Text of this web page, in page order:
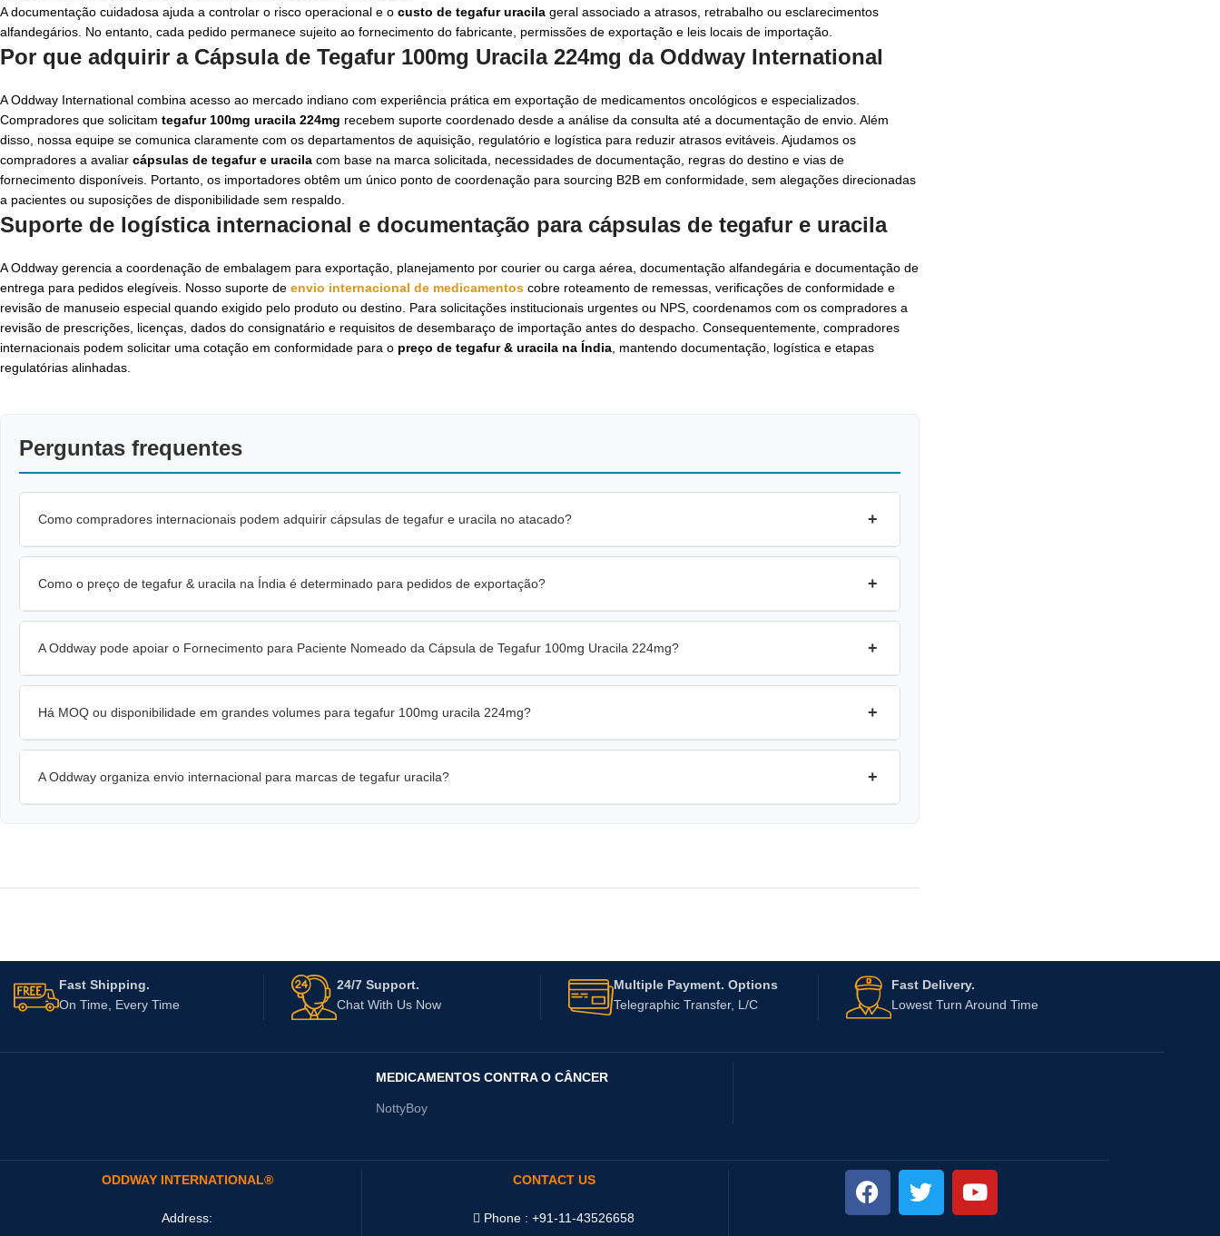
A documentação cuidadosa ajuda a controlar o risco operacional e o custo de tegafur uracila geral associado a atrasos, retrabalho ou esclarecimentos
alfandegários. No entanto, cada pedido permanece sujeito ao fornecimento do fabricante, permissões de exportação e leis locais de importação.
Por que adquirir a Cápsula de Tegafur 100mg Uracila 224mg da Oddway International
A Oddway International combina acesso ao mercado indiano com experiência prática em exportação de medicamentos oncológicos e especializados.
Compradores que solicitam tegafur 100mg uracila 224mg recebem suporte coordenado desde a análise da consulta até a documentação de envio. Além
disso, nossa equipe se comunica claramente com os departamentos de aquisição, regulatório e logística para reduzir atrasos evitáveis. Ajudamos os
compradores a avaliar cápsulas de tegafur e uracila com base na marca solicitada, necessidades de documentação, regras do destino e vias de
fornecimento disponíveis. Portanto, os importadores obtêm um único ponto de coordenação para sourcing B2B em conformidade, sem alegações direcionadas
a pacientes ou suposições de disponibilidade sem respaldo.
Suporte de logística internacional e documentação para cápsulas de tegafur e uracila
A Oddway gerencia a coordenação de embalagem para exportação, planejamento por courier ou carga aérea, documentação alfandegária e documentação de
entrega para pedidos elegíveis. Nosso suporte de envio internacional de medicamentos cobre roteamento de remessas, verificações de conformidade e
revisão de manuseio especial quando exigido pelo produto ou destino. Para solicitações institucionais urgentes ou NPS, coordenamos com os compradores a
revisão de prescrições, licenças, dados do consignatário e requisitos de desembaraço de importação antes do despacho. Consequentemente, compradores
internacionais podem solicitar uma cotação em conformidade para o preço de tegafur & uracila na Índia , mantendo documentação, logística e etapas
regulatórias alinhadas.
Perguntas frequentes
Como compradores internacionais podem adquirir cápsulas de tegafur e uracila no atacado? +
Como o preço de tegafur & uracila na Índia é determinado para pedidos de exportação? +
A Oddway pode apoiar o Fornecimento para Paciente Nomeado da Cápsula de Tegafur 100mg Uracila 224mg? +
Há MOQ ou disponibilidade em grandes volumes para tegafur 100mg uracila 224mg? +
A Oddway organiza envio internacional para marcas de tegafur uracila? +
Fast Shipping.
On Time, Every Time
24/7 Support.
Chat With Us Now
Multiple Payment. Options
Telegraphic Transfer, L/C
Fast Delivery.
Lowest Turn Around Time
MEDICAMENTOS CONTRA O CÂNCER
NottyBoy
ODDWAY INTERNATIONAL®
Address:
CONTACT US
Phone : +91-11-43526658